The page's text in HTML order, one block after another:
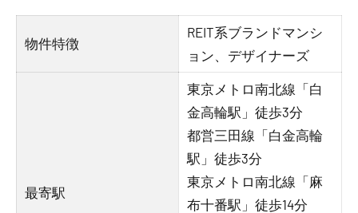
物件特徴
REIT系ブランドマンシ
ョン、デザイナーズ
最寄駅
東京メトロ南北線「白
金高輪駅」徒歩3分
都営三田線「白金高輪
駅」徒歩3分
東京メトロ南北線「麻
布十番駅」徒歩14分